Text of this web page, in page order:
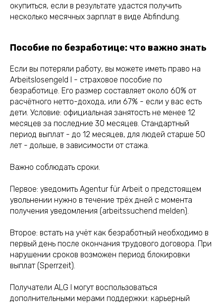
окупиться, если в результате удастся получить
несколько месячных зарплат в виде Abfindung.
Пособие по безработице: что важно знать
Если вы потеряли работу, вы можете иметь право на
Arbeitslosengeld I - страховое пособие по
безработице. Его размер составляет около 60% от
расчётного нетто-дохода, или 67% - если у вас есть
дети. Условие: официальная занятость не менее 12
месяцев за последние 30 месяцев. Стандартный
период выплат - до 12 месяцев, для людей старше 50
лет - дольше, в зависимости от стажа.
Важно соблюдать сроки.
Первое: уведомить Agentur für Arbeit о предстоящем
увольнении нужно в течение трёх дней с момента
получения уведомления (arbeitssuchend melden).
Второе: встать на учёт как безработный необходимо в
первый день после окончания трудового договора. При
нарушении сроков возможен период блокировки
выплат (Sperrzeit).
Получатели ALG I могут воспользоваться
дополнительными мерами поддержки: карьерный